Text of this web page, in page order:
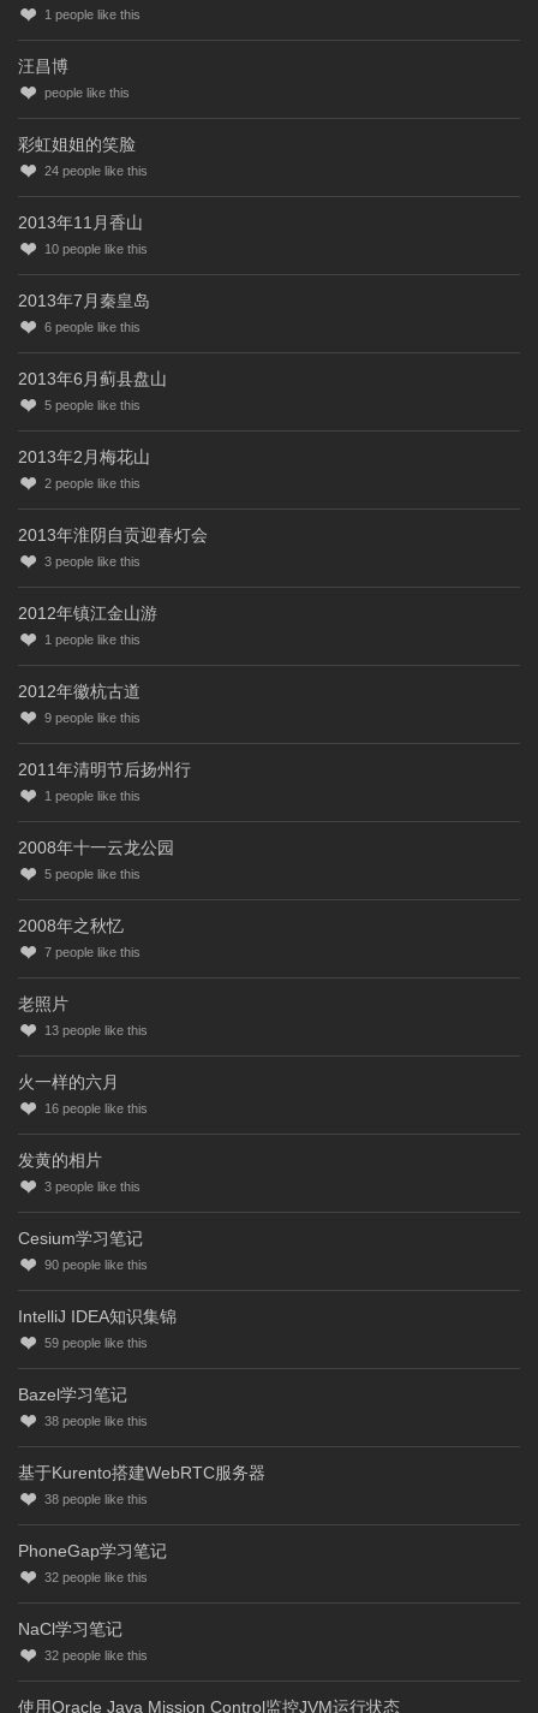
1 people like this
汪昌博
people like this
彩虹姐姐的笑脸
24 people like this
2013年11月香山
10 people like this
2013年7月秦皇岛
6 people like this
2013年6月蓟县盘山
5 people like this
2013年2月梅花山
2 people like this
2013年淮阴自贡迎春灯会
3 people like this
2012年镇江金山游
1 people like this
2012年徽杭古道
9 people like this
2011年清明节后扬州行
1 people like this
2008年十一云龙公园
5 people like this
2008年之秋忆
7 people like this
老照片
13 people like this
火一样的六月
16 people like this
发黄的相片
3 people like this
Cesium学习笔记
90 people like this
IntelliJ IDEA知识集锦
59 people like this
Bazel学习笔记
38 people like this
基于Kurento搭建WebRTC服务器
38 people like this
PhoneGap学习笔记
32 people like this
NaCl学习笔记
32 people like this
使用Oracle Java Mission Control监控JVM运行状态